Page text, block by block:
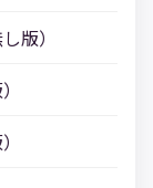
版）